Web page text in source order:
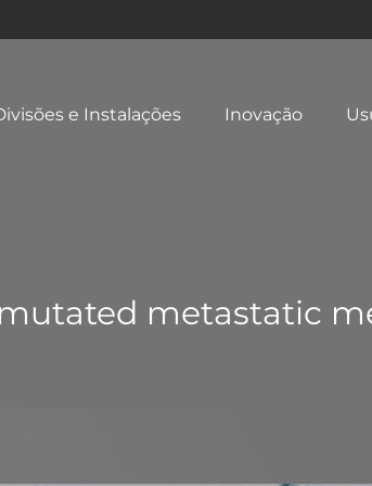
e Instalações Inovação
metastatic